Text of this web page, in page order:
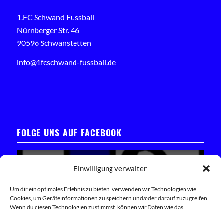
Einwilligung verwalten
Um dir ein optimales Erlebnis zu bieten, verwenden wir Technologien wie
Cookies, um Geräteinformationen zu speichern und/oder darauf zuzugreifen.
Wenn du diesen Technologien zustimmst, können wir Daten wie das
1.FC Schwand Fussball
Nürnberger Str. 46
90596 Schwanstetten
info@1fcschwand-fussball.de
FOLGE UNS AUF FACEBOOK
Klicken Sie hier, um das Facebook-Widget zu laden